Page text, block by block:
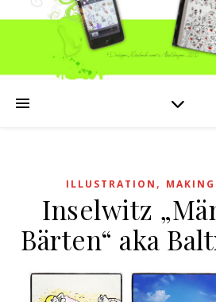
ILLUSTRATION ,
Inselwitz
Bärten“ aka